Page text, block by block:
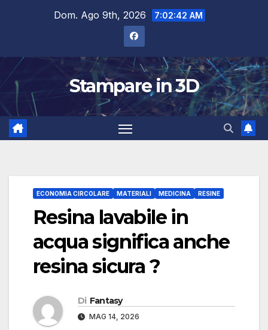
Dom. Ago 9th, 2026 7:02:44 AM
Stampare in 3D
ECONOMIA CIRCOLARE MATERIALI MEDICINA RESINE
Resina lavabile in
acqua significa anche
resina sicura ?
Di Fantasy
MAG 14, 2026